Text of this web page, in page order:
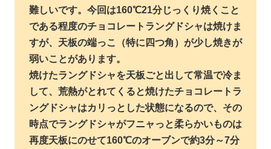
難しいです。今回は160℃21分じっくり焼くこと
である程度のチョコレートラングドシャは焼けま
すが、天板の端っこ（特に四つ角）が少し焼きが
弱いことがあります。
焼けたラングドシャを天板ごと出して常温で冷ま
して、荒熱がとれてくると焼けたチョコレートラ
ングドシャはカリっとした状態になるので、その
時点でラングドシャがフニャっと柔らかいものは
再度天板にのせて160℃のオーブンで約3分～7分